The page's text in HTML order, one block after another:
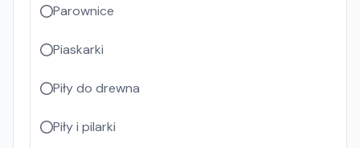
Parownice
Piaskarki
Piły do drewna
Piły i pilarki